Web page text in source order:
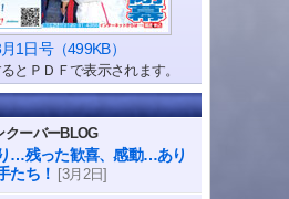
1日号（499KB）
とＰＤＦで表示されます。
クーバーBLOG
…残った歓喜、感動…あり
たち！ [3月2日]